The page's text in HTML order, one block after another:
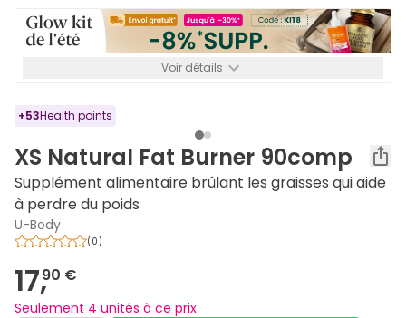
Voir détails
+53Health points
XS Natural Fat Burner 90comp
Supplément alimentaire brûlant les graisses qui aide
à perdre du poids
U-Body
(0)
17,90 €
Seulement 4 unités à ce prix